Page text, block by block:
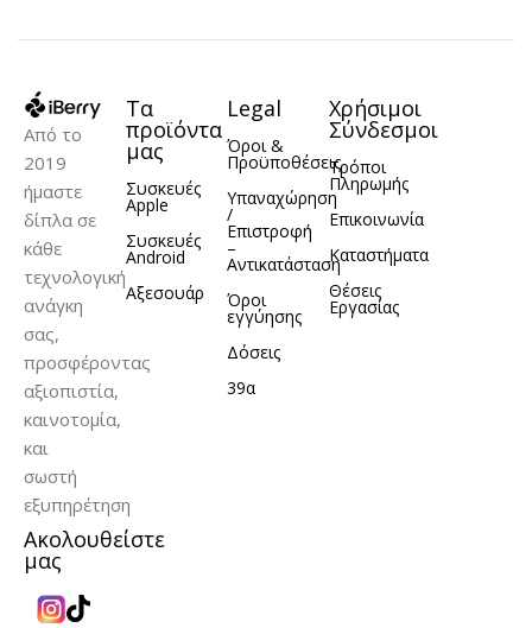
Από το
2019
ήμαστε
δίπλα σε
κάθε
τεχνολογική
ανάγκη
σας,
προσφέροντας
αξιοπιστία,
καινοτομία,
και
σωστή
εξυπηρέτηση
Ακολουθείστε
μας
Τα
προϊόντα
μας
Συσκευές
Apple
Συσκευές
Android
Αξεσουάρ
Legal
Όροι &
Προϋποθέσεις
Υπαναχώρηση
/
Επιστροφή
–
Αντικατάσταση
Όροι
εγγύησης
Δόσεις
39α
Χρήσιμοι
Σύνδεσμοι
Τρόποι
Πληρωμής
Επικοινωνία
Καταστήματα
Θέσεις
Εργασίας